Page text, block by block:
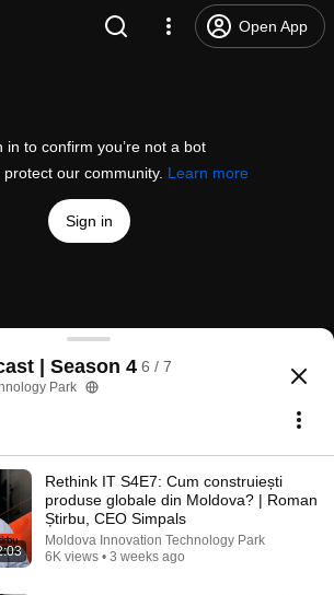
Open App
in to confirm you’re not a bot
our community. Learn more
Sign in
Cum AI și AR revoluționează
242 views 5 months ago
| Season 4 6 / 7
Park
Rethink IT S4E7: Cum construiești
produse globale din Moldova? | Roman
Știrbu, CEO Simpals
Moldova Innovation Technology Park
6K views • 3 weeks ago